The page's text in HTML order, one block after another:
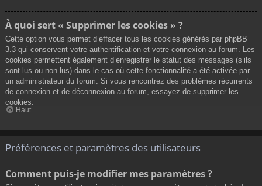
À quoi sert « Supprimer les cookies » ?
Cette option vous permet d’effacer tous les cookies générés par phpBB
3.3 qui conservent votre authentification et votre connexion au forum. Les
cookies permettent également d’enregistrer le statut des messages (s’ils
sont lus ou non lus) dans le cas où cette fonctionnalité a été activée par
un administrateur du forum. Si vous rencontrez des problèmes récurrents
de connexion et de déconnexion au forum, essayez de supprimer les
cookies.
Haut
Préférences et paramètres des utilisateurs
Comment puis-je modifier mes paramètres ?